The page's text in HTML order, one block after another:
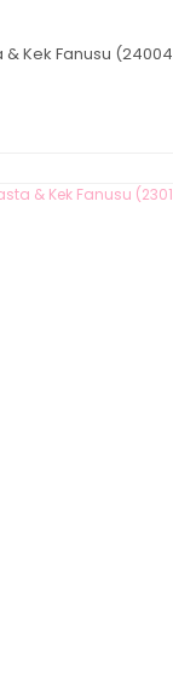
& Kek Fanusu